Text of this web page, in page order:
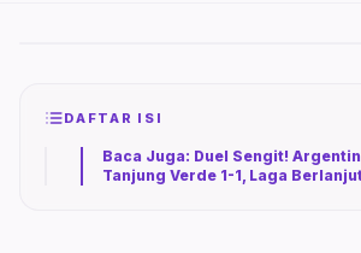
DAFTAR ISI
Baca Juga: Duel Sengit!
Tanjung Verde 1-1, Laga